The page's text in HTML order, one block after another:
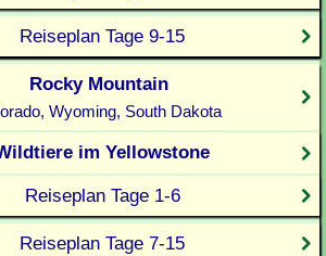
Reiseplan Tage 9-15
Rocky Mountain
Wyoming, South Dakota
im Yellowstone
Reiseplan Tage 1-6
Reiseplan Tage 7-15